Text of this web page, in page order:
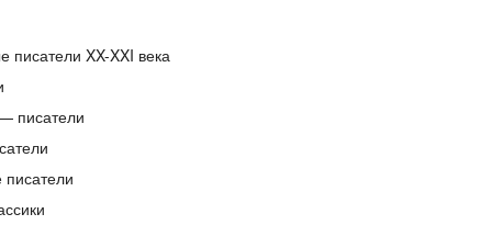
писатели XX-XXI века
писатели
писатели